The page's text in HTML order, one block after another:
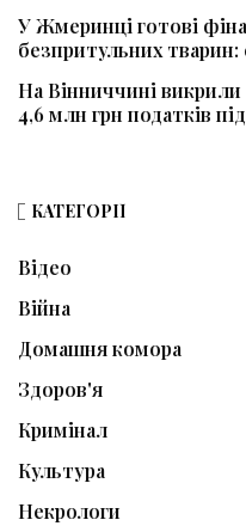
У Жмеринці готові
безпритульних тварин:
На Вінниччині
4,6 млн грн податків
КАТЕГОРІЇ
Відео
Війна
Домашня комора
Здоров'я
Кримінал
Культура
Некрологи